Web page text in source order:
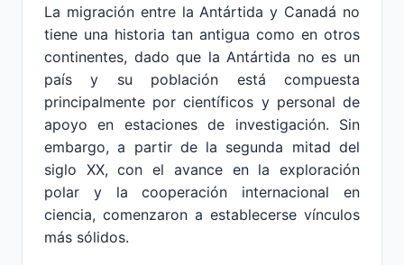
La migración entre la Antártida y Canadá no
tiene una historia tan antigua como en otros
continentes, dado que la Antártida no es un
país y su población está compuesta
principalmente por científicos y personal de
apoyo en estaciones de investigación. Sin
embargo, a partir de la segunda mitad del
siglo XX, con el avance en la exploración
polar y la cooperación internacional en
ciencia, comenzaron a establecerse vínculos
más sólidos.